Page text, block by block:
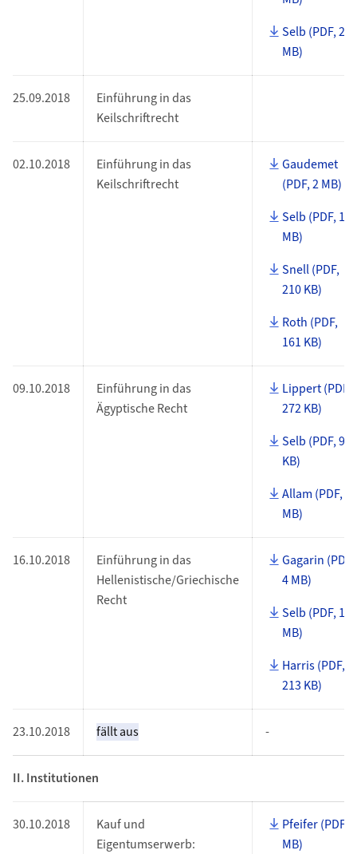
Selb (PDF, 24
MB)
25.09.2018
Einführung in das
Keilschriftrecht
02.10.2018
Einführung in das
Keilschriftrecht
Gaudemet
(PDF, 2 MB)
Selb (PDF, 1
MB)
Snell (PDF,
210 KB)
Roth (PDF,
161 KB)
09.10.2018
Einführung in das
Ägyptische Recht
Lippert (PDF,
272 KB)
Selb (PDF,
KB)
Allam (PDF, 1
MB)
16.10.2018
Einführung in das
Hellenistische/Griechische
Recht
Gagarin (PDF,
4 MB)
Selb (PDF, 10
MB)
Harris (PDF,
213 KB)
23.10.2018 fällt aus -
II. Institutionen
30.10.2018
Kauf und
Eigentumserwerb:
Pfeifer (PDF, 1
MB)